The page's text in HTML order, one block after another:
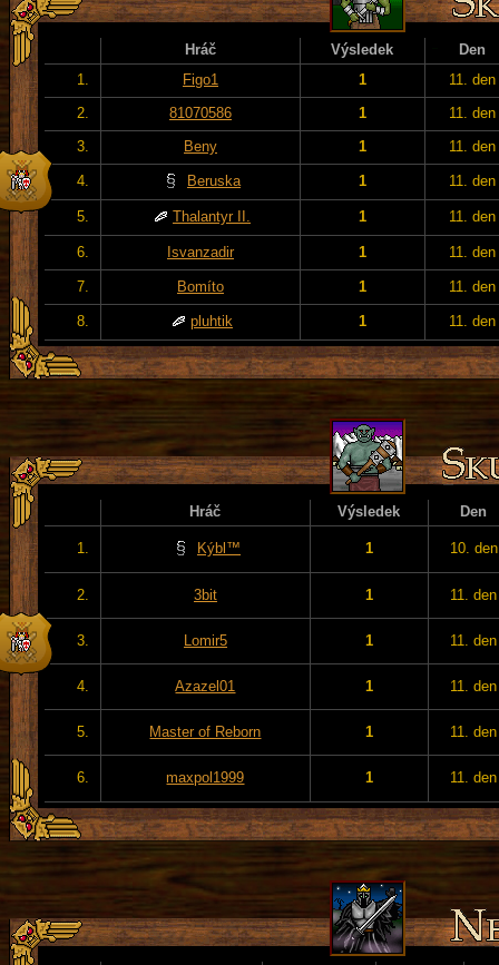
Hráč Výsledek
Den
1.
Figo1 1
11. den
2.
81070586 1
11. den
3.
Beny 1 11. den
4. Beruska 1 11. den
5. Thalantyr II. 1 11. den
6. Isvanzadir 1 11. den
7. Bomíto 1 11. den
8. pluhtik 1 11. den
Hráč Výsledek Den
1. Kýbl™ 1 10. den
2. 3bit 1 11. den
3. Lomir5 1 11. den
4. Azazel01 1 11. den
5. Master of Reborn 1 11. den
6. maxpol1999 1 11. den